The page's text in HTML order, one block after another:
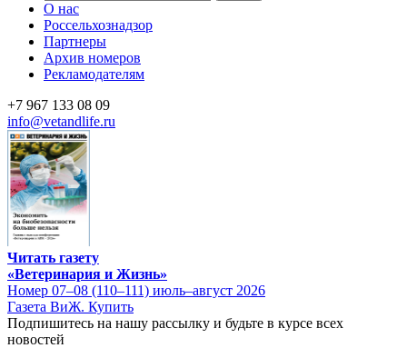
О нас
Россельхознадзор
Партнеры
Архив номеров
Рекламодателям
+7 967 133 08 09
info@vetandlife.ru
Читать газету
«Ветеринария и Жизнь»
Номер 07–08 (110–111) июль–август 2026
Газета ВиЖ. Купить
Подпишитесь на нашу рассылку и будьте в курсе всех
новостей